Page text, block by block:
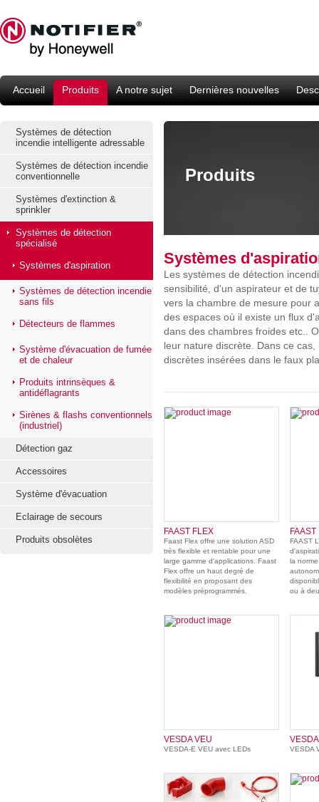
Accueil Produits A notre sujet Dernières nouvelles
Systèmes de détection
incendie intelligente adressable
Systèmes de détection incendie
conventionnelle
Systèmes d'extinction &
sprinkler
Systèmes de détection
spécialisé
Systèmes d'aspiration
Systèmes de détection incendie
sans fils
Détecteurs de flammes
Système d'évacuation de fumée
et de chaleur
Produits intrinsèques &
antidéflagrants
Sirènes & flashs conventionnels
(industriel)
Détection gaz
Accessoires
Système d'évacuation
Eclairage de secours
Produits obsolètes
Produits
Systèmes
Les systèmes de détection
sensibilité, d'un aspirateur et de
vers la chambre de mesure pour
des espaces où il existe un flux
dans des chambres froides etc..
leur nature discrète. Dans ce
discrètes insérées dans le faux
FAAST FLEX
Faast Flex offre une solution ASD
très flexible et rentable pour une
large gamme d'applications. Faast
Flex offre un haut degré de
flexibilité en proposant des
modèles préprogrammés.
FAAST
FAAST
la
ou à
VESDA VEU
VESDA-E VEU avec LEDs VESDA